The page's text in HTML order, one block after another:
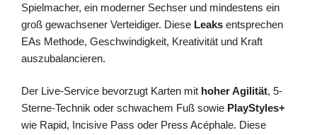
Spielmacher, ein moderner Sechser und mindestens ein
groß gewachsener Verteidiger. Diese Leaks entsprechen
EAs Methode, Geschwindigkeit, Kreativität und Kraft
auszubalancieren.
Der Live-Service bevorzugt Karten mit hoher Agilität, 5-
Sterne-Technik oder schwachem Fuß sowie PlayStyles+
wie Rapid, Incisive Pass oder Press Acéphale. Diese